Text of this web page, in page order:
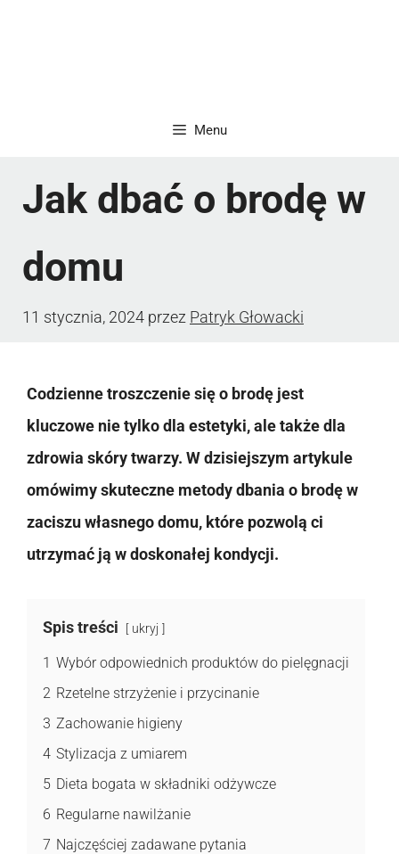
Menu
Jak dbać o brodę w
domu
11 stycznia, 2024 przez Patryk Głowacki
Codzienne troszczenie się o brodę jest
kluczowe nie tylko dla estetyki, ale także dla
zdrowia skóry twarzy. W dzisiejszym artykule
omówimy skuteczne metody dbania o brodę w
zaciszu własnego domu, które pozwolą ci
utrzymać ją w doskonałej kondycji.
Spis treści ukryj
1 Wybór odpowiednich produktów do pielęgnacji
2 Rzetelne strzyżenie i przycinanie
3 Zachowanie higieny
4 Stylizacja z umiarem
5 Dieta bogata w składniki odżywcze
6 Regularne nawilżanie
7 Najczęściej zadawane pytania